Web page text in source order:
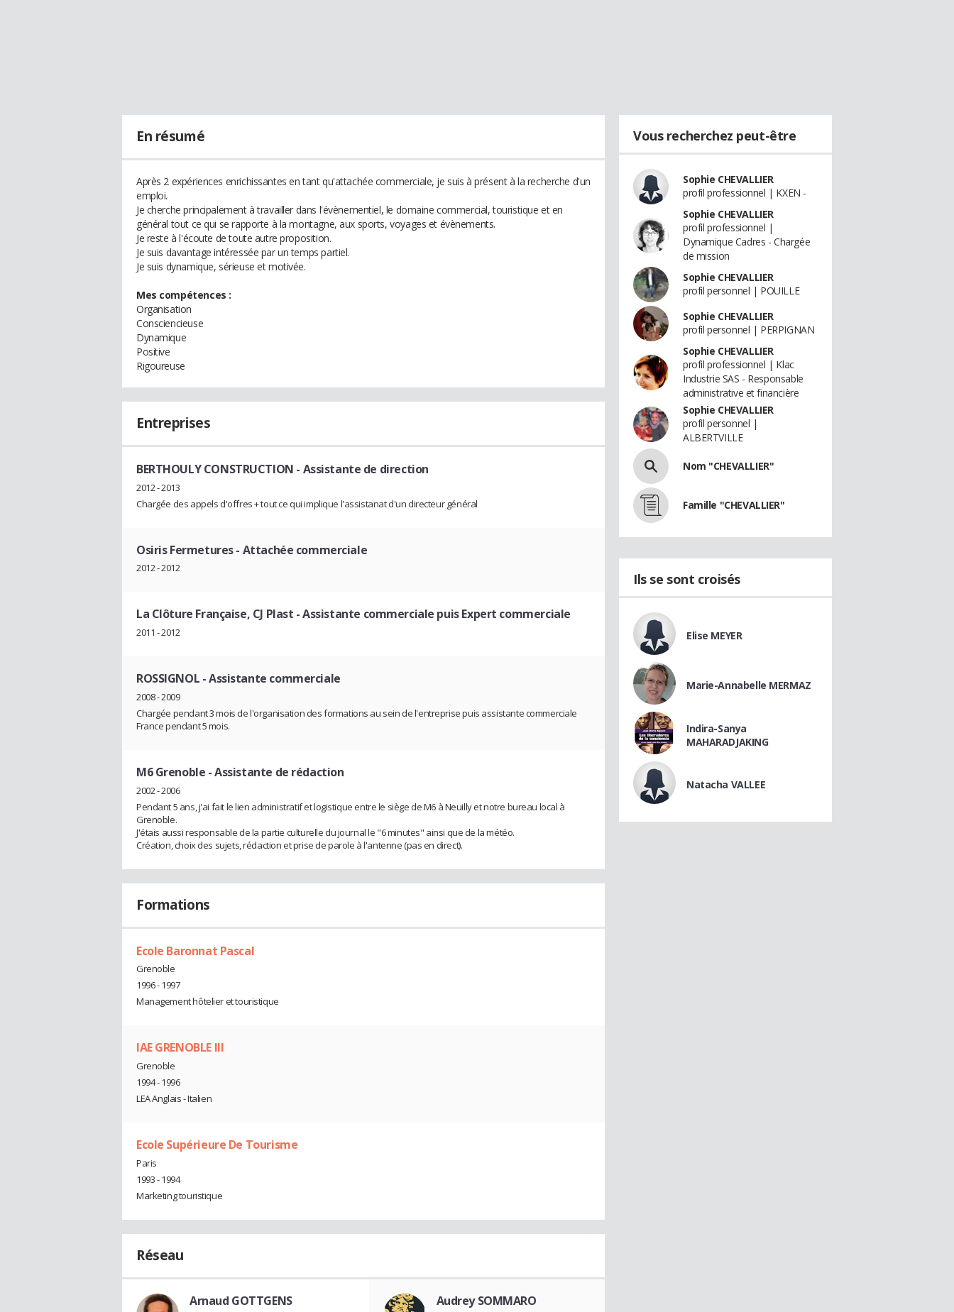
En résumé
Après 2 expériences enrichissantes en tant qu'attachée commerciale, je suis à présent à la recherche d'un
emploi.
Je cherche principalement à travailler dans l'évènementiel, le domaine commercial, touristique et en
général tout ce qui se rapporte à la montagne, aux sports, voyages et évènements.
Je reste à l'écoute de toute autre proposition.
Je suis davantage intéressée par un temps partiel.
Je suis dynamique, sérieuse et motivée.
Mes compétences :
Organisation
Consciencieuse
Dynamique
Positive
Rigoureuse
Entreprises
BERTHOULY CONSTRUCTION - Assistante de direction
2012 - 2013
Chargée des appels d'offres + tout ce qui implique l'assistanat d'un directeur général
Osiris Fermetures- Attachée commerciale
2012 - 2012
La Clôture Française, CJ Plast - Assistante commerciale puis Expert commerciale
2011 - 2012
ROSSIGNOL - Assistante commerciale
2008 - 2009
Chargée pendant 3 mois de l'organisation des formations au sein de l'entreprise puis assistante commerciale
France pendant 5 mois.
M6 Grenoble - Assistante de rédaction
2002 - 2006
Pendant 5 ans, j'ai fait le lien administratif et logistique entre le siège de M6 à Neuilly et notre bureau local à
Grenoble.
J'étais aussi responsable de la partie culturelle du journal le "6 minutes" ainsi que de la météo.
Création, choix des sujets, rédaction et prise de parole à l'antenne (pas en direct).
Formations
Ecole Baronnat Pascal
Grenoble
1996 - 1997
Management hôtelier et touristique
IAE GRENOBLE III
Grenoble
1994 - 1996
LEA Anglais - Italien
Ecole Supérieure De Tourisme
Paris
1993 - 1994
Marketing touristique
Réseau
Arnaud GOTTGENS Audrey SOMMARO
Vous recherchez peut-être
Sophie CHEVALLIER
profil professionnel | KXEN -
Sophie CHEVALLIER
profil professionnel |
Dynamique Cadres - Chargée
de mission
Sophie CHEVALLIER
profil personnel | POUILLE
Sophie CHEVALLIER
profil personnel | PERPIGNAN
Sophie CHEVALLIER
profil professionnel | Klac
Industrie SAS - Responsable
administrative et financière
Sophie CHEVALLIER
profil personnel |
ALBERTVILLE
Nom "CHEVALLIER"
Famille "CHEVALLIER"
Ils se sont croisés
Elise MEYER
Marie-Annabelle MERMAZ
Indira-Sanya
MAHARADJAKING
Natacha VALLEE